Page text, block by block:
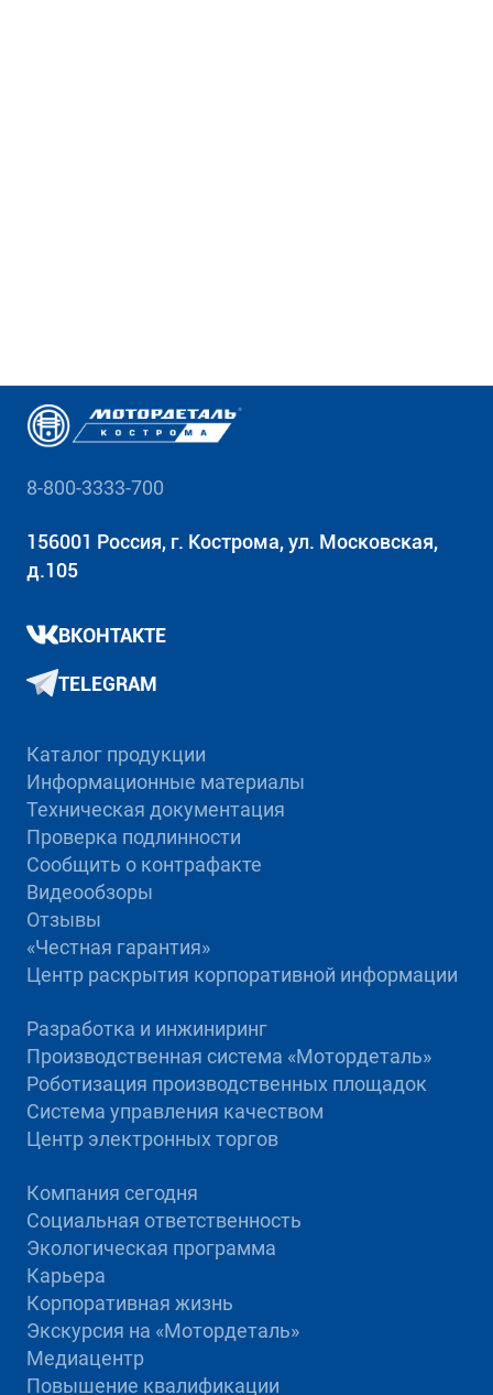
8-800-3333-700
156001 Россия, г. Кострома, ул. Московская,
д.105
ВКОНТАКТЕ
TELEGRAM
Каталог продукции
Информационные материалы
Техническая документация
Проверка подлинности
Сообщить о контрафакте
Видеообзоры
Отзывы
«Честная гарантия»
Центр раскрытия корпоративной информации
Разработка и инжиниринг
Производственная система «Mотордеталь»
Роботизация производственных площадок
Система управления качеством
Центр электронных торгов
Компания сегодня
Социальная ответственность
Экологическая программа
Карьера
Корпоративная жизнь
Экскурсия на «Мотордеталь»
Медиацентр
Повышение квалификации